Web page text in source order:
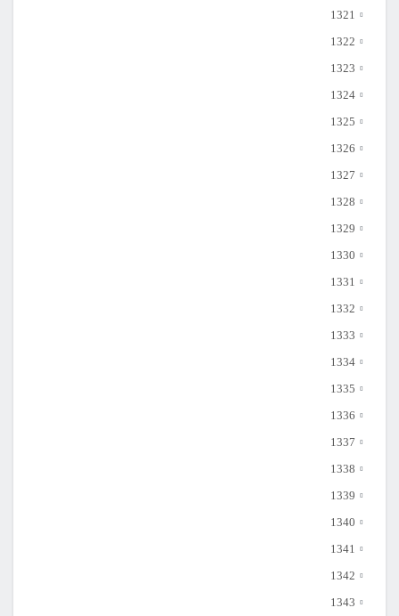
1321
1322
1323
1324
1325
1326
1327
1328
1329
1330
1331
1332
1333
1334
1335
1336
1337
1338
1339
1340
1341
1342
1343